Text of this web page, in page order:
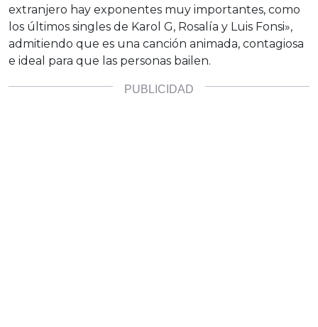
extranjero hay exponentes muy importantes, como
los últimos singles de Karol G, Rosalía y Luis Fonsi»,
admitiendo que es una canción animada, contagiosa
e ideal para que las personas bailen.